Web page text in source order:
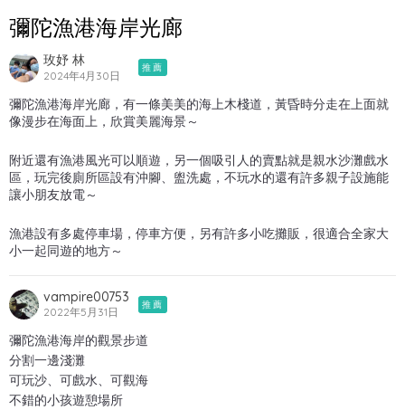
彌陀漁港海岸光廊
玫妤 林
2024年4月30日
推薦
彌陀漁港海岸光廊，有一條美美的海上木棧道，黃昏時分走在上面就
像漫步在海面上，欣賞美麗海景～
附近還有漁港風光可以順遊，另一個吸引人的賣點就是親水沙灘戲水
區，玩完後廁所區設有沖腳、盥洗處，不玩水的還有許多親子設施能
讓小朋友放電～
漁港設有多處停車場，停車方便，另有許多小吃攤販，很適合全家大
小一起同遊的地方～
vampire00753
2022年5月31日
推薦
彌陀漁港海岸的觀景步道
分割一邊淺灘
可玩沙、可戲水、可觀海
不錯的小孩遊憩場所